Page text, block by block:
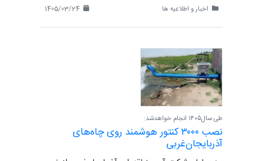
اخبار و اطلاعیه ها
طی سال۱۴۰۵ انجام خواهدشد:
نصب ۳۰۰۰ کنتور هوشمند روی چاه‌های
آذربایجان‌غربی